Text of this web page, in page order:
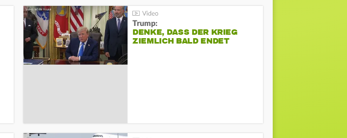
Trump:
DENKE, DASS DER KRIEG
ZIEMLICH BALD ENDET